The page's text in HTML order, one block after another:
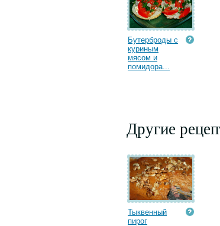
Бутерброды с
куриным
мясом и
помидора...
Другие
Тыквенный
пирог